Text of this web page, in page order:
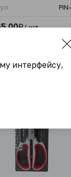
₽/ шт.
интерфейсу,